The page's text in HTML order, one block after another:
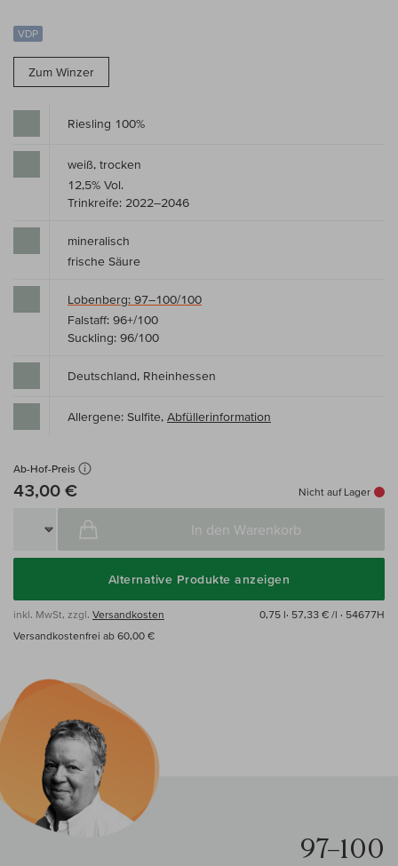
VDP
Zum Winzer
Riesling 100%
weiß, trocken
12,5% Vol.
Trinkreife: 2022–2046
mineralisch
frische Säure
Lobenberg: 97–100/100
Falstaff: 96+/100
Suckling: 96/100
Deutschland, Rheinhessen
Allergene: Sulfite, Abfüllerinformation
Ab-Hof-Preis
43,00 € Nicht auf Lager
In den Warenkorb
Alternative Produkte anzeigen
inkl. MwSt, zzgl. Versandkosten 0,75 l· 57,33 € /l · 54677H
Versandkostenfrei ab 60,00 €
97–100